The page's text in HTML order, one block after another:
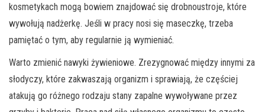
kosmetykach mogą bowiem znajdować się drobnoustroje, które
wywołują nadżerkę. Jeśli w pracy nosi się maseczkę, trzeba
pamiętać o tym, aby regularnie ją wymieniać.
Warto zmienić nawyki żywieniowe. Zrezygnować między innymi za
słodyczy, które zakwaszają organizm i sprawiają, że częściej
atakują go różnego rodzaju stany zapalne wywoływane przez